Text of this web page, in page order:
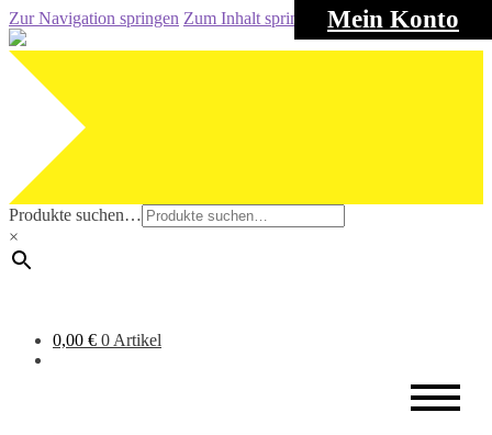
Mein Konto
Zur Navigation springen Zum Inhalt springen
Produkte suchen…
×
0,00 € 0 Artikel